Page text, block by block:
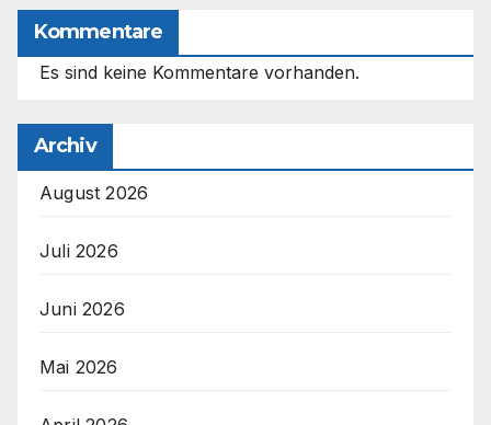
Kommentare
Es sind keine Kommentare vorhanden.
Archiv
August 2026
Juli 2026
Juni 2026
Mai 2026